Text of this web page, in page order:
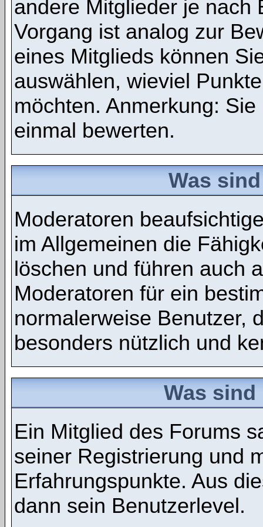
andere Mitglieder je nach
Vorgang ist analog zur
eines Mitglieds können
auswählen, wieviel
möchten. Anmerkung:
einmal bewerten.
Was
Moderatoren
im Allgemeinen die
löschen und führen auch
Moderatoren für ein
normalerweise Benutzer,
besonders nützlich und
Was
Ein Mitglied des Forums
seiner Registrierung und
Erfahrungspunkte. Aus
dann sein Benutzerlevel.